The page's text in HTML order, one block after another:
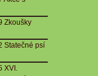
Zkoušky
Statečné psí
XVI.